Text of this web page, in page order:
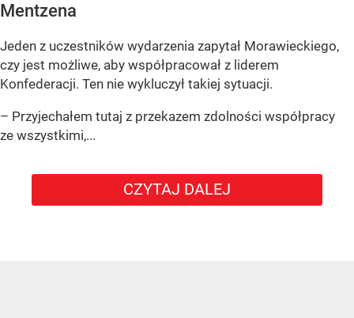
Mentzena
Jeden z uczestników wydarzenia zapytał Morawieckiego,
czy jest możliwe, aby współpracował z liderem
Konfederacji. Ten nie wykluczył takiej sytuacji.
– Przyjechałem tutaj z przekazem zdolności współpracy
ze wszystkimi,...
CZYTAJ DALEJ